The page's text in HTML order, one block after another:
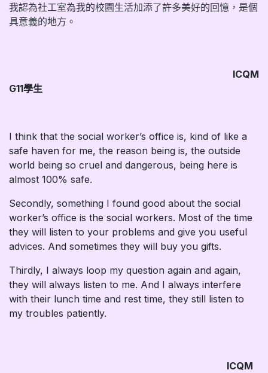
我認為社工室為我的校園生活加添了許多美好的回憶，是個
具意義的地方。
ICQM
G11學生
I think that the social worker’s office is, kind of like a
safe haven for me, the reason being is, the outside
world being so cruel and dangerous, being here is
almost 100% safe.
Secondly, something I found good about the social
worker’s office is the social workers. Most of the time
they will listen to your problems and give you useful
advices. And sometimes they will buy you gifts.
Thirdly, I always loop my question again and again,
they will always listen to me. And I always interfere
with their lunch time and rest time, they still listen to
my troubles patiently.
ICQM